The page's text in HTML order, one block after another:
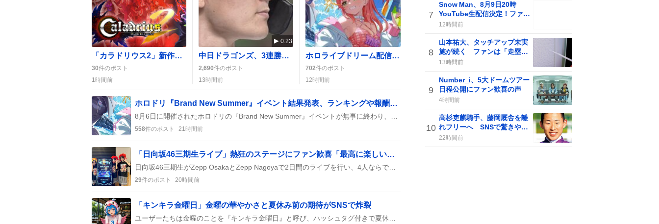
「カラドリウス2」新作発表に「マジですか？」のファン歓声が広がる
30件のポスト
1時間前
0:23
中日ドラゴンズ、3連勝とスイープでAクラスへ接近 「どらほー！」と歓喜の声が広がり、ファン熱狂の渦が巻き起こる
2,690件のポスト
13時間前
ホロライブドリーム配信でフブキがKING WORLD攻略、ミニゲーム凸待ちが大盛り上がり
702件のポスト
12時間前
ホロドリ『Brand New Summer』イベント結果発表、ランキングや報酬にファン歓喜
558件のポスト 21時間前
「日向坂46三期生ライブ」熱狂のステージにファン歓喜「最高に楽しい」感想続出
29件のポスト 20時間前
「キンキラ金曜日」金曜の華やかさと夏休み前の期待がSNSで炸裂
7
Snow Man、8月9日20時
YouTube生配信決定！ファン
歓喜の“やったー”が止まらな
12時間前
8
山本祐大、タッチアップ未実
施が続く ファンは「走塁改
善」を求める
13時間前
9
Number_i、5大ドームツアー
日程公開にファン歓喜の声
4時間前
10
高杉吏麒騎手、藤岡厩舎を離
れフリーへ SNSで驚きや残
念の声も見られる
22時間前